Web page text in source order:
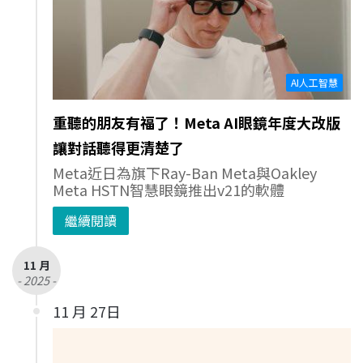
AI人工智慧
重聽的朋友有福了！Meta AI眼鏡年度大改版
讓對話聽得更清楚了
Meta近日為旗下Ray-Ban Meta與Oakley
Meta HSTN智慧眼鏡推出v21的軟體
繼續閱讀
11 月
- 2025 -
11 月 27日